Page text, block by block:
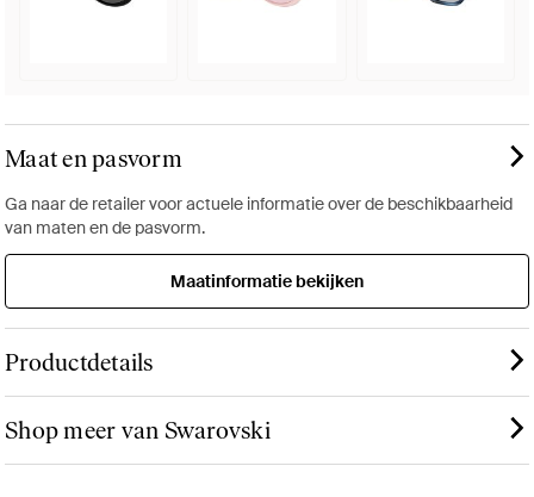
Maat en pasvorm
Ga naar de retailer voor actuele informatie over de beschikbaarheid
van maten en de pasvorm.
Maatinformatie bekijken
Productdetails
Shop meer van Swarovski